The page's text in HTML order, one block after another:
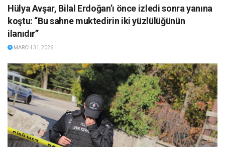
Hülya Avşar, Bilal Erdoğan’ı önce izledi sonra yanına
koştu: “Bu sahne muktedirin iki yüzlülüğünün
ilanıdır”
MARCH 31, 2026